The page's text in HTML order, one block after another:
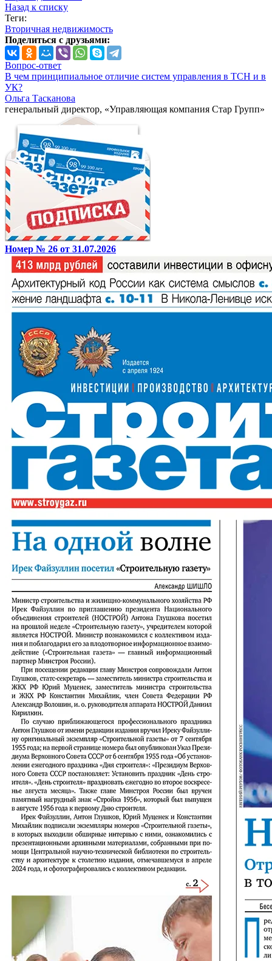
Назад к списку
Теги:
Вторичная недвижимость
Поделиться с друзьями:
Вопрос-ответ
В чем принципиальное отличие систем управления в ТСН и в
УК?
Ольга Тасканова
генеральный директор, «Управляющая компания Стар Групп»
Номер № 26 от 31.07.2026